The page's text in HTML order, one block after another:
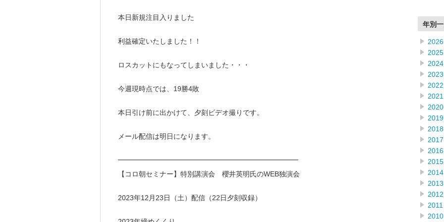
本日新規注目入りました
利益確定いたしました！！
ロスカットにもなってしまいました・・・
今週現時点では、19勝4敗
本日引け前に出かけて、夕刻ビデオ撮りです。
メール配信は明日になります。
━━━━━━━━━━━━━━━━━━━━━━━━━━
【コロ朝セミナー】特別講演会 櫻井英明氏のWEB独演会
2023年12月23日（土）配信（22日夕刻収録）
年別
2026
2025
2024
2023
2022
2021
2020
2019
2018
2017
2016
2015
2014
2013
2012
2011
2010